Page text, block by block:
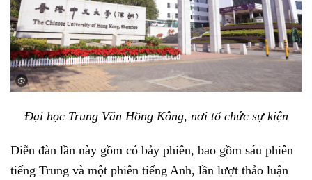
Đại học Trung Văn Hồng Kông, nơi tổ chức sự kiện
Diễn đàn lần này gồm có bảy phiên, bao gồm sáu phiên
tiếng Trung và một phiên tiếng Anh, lần lượt thảo luận